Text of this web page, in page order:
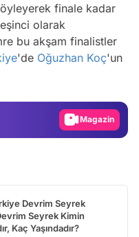
finale kadar
olarak
bu akşam finalistler
'de Oğuzhan Koç'un
Video
Magazin
Devrim Seyrek
Seyrek Kimin
Kaç Yaşındadır?